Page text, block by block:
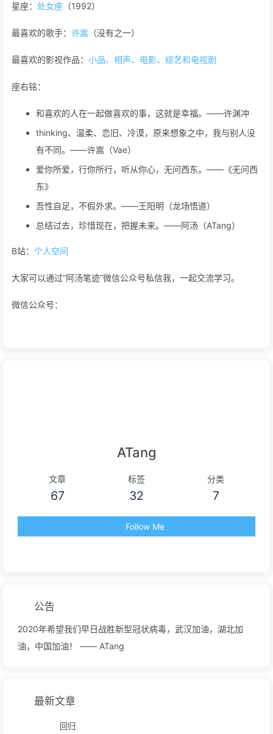
星座： 处女座 （1992）
最喜欢的歌手： 许嵩 （没有之一）
最喜欢的影视作品： 小品、相声、电影、综艺和电视剧
座右铭：
和喜欢的人在一起做喜欢的事，这就是幸福。——许渊冲
thinking、温柔、恋旧、冷漠，原来想象之中，我与别人没
有不同。——许嵩（Vae）
爱你所爱，行你所行，听从你心，无问西东。——《无问西
东》
吾性自足，不假外求。——王阳明（龙场悟道）
总结过去，珍惜现在，把握未来。——阿汤（ATang）
B站： 个人空间
大家可以通过“阿汤笔迹”微信公众号私信我，一起交流学习。
微信公众号：
ATang
文章
67
标签
32
分类
7
Follow Me
公告
2020年希望我们早日战胜新型冠状病毒，武汉加油，湖北加
油，中国加油！ —— ATang
最新文章
回归